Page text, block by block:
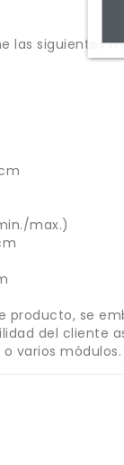
las siguientes
max.)
producto, se
del cliente
varios módulos.